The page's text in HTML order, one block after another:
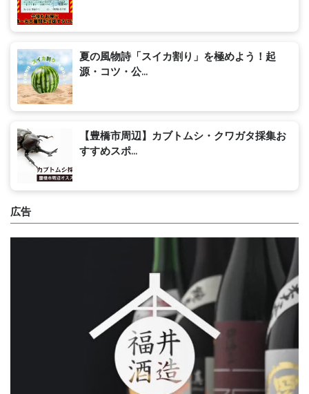
夏の風物詩「スイカ割り」を極めよう！起
源・コツ・公...
【豊橋市周辺】カブトムシ・クワガタ採集お
すすめスポ...
広告